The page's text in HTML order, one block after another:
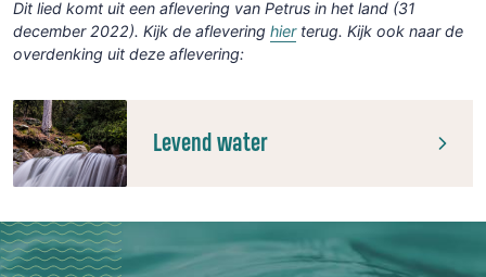
Dit lied komt uit een aflevering van Petrus in het land (31
december 2022). Kijk de aflevering hierterug. Kijk ook naar de
overdenking uit deze aflevering:
Levend water